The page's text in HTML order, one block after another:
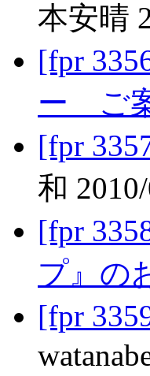
本安晴
[fpr
ー ご
[fpr
和
[fpr
プ』の
[fpr